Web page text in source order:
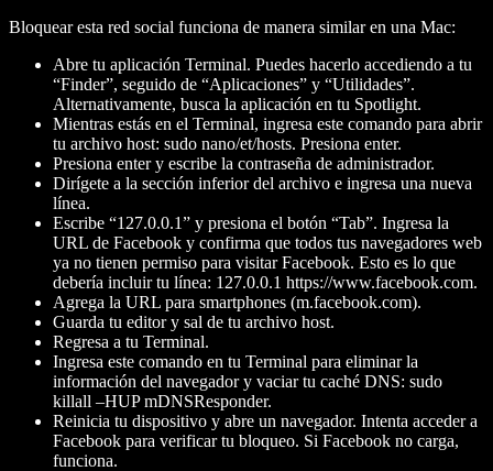
Bloquear esta red social funciona de manera similar en una Mac:
Abre tu aplicación Terminal. Puedes hacerlo accediendo a tu
“Finder”, seguido de “Aplicaciones” y “Utilidades”.
Alternativamente, busca la aplicación en tu Spotlight.
Mientras estás en el Terminal, ingresa este comando para abrir
tu archivo host: sudo nano/et/hosts. Presiona enter.
Presiona enter y escribe la contraseña de administrador.
Dirígete a la sección inferior del archivo e ingresa una nueva
línea.
Escribe “127.0.0.1” y presiona el botón “Tab”. Ingresa la
URL de Facebook y confirma que todos tus navegadores web
ya no tienen permiso para visitar Facebook. Esto es lo que
debería incluir tu línea: 127.0.0.1 https://www.facebook.com.
Agrega la URL para smartphones (m.facebook.com).
Guarda tu editor y sal de tu archivo host.
Regresa a tu Terminal.
Ingresa este comando en tu Terminal para eliminar la
información del navegador y vaciar tu caché DNS: sudo
killall –HUP mDNSResponder.
Reinicia tu dispositivo y abre un navegador. Intenta acceder a
Facebook para verificar tu bloqueo. Si Facebook no carga,
funciona.